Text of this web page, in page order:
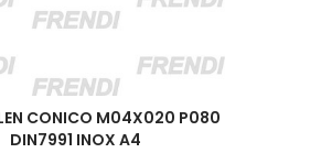
CONICO M04X020 P080
DIN7991 INOX A4